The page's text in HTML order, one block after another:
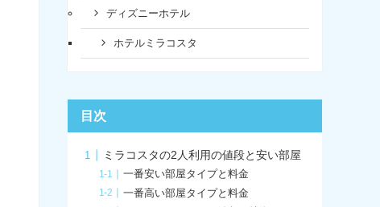
ディズニーホテル
ホテルミラコスタ
目次
ミラコスタの2人利用の値段と安い部屋
一番安い部屋タイプと料金
一番高い部屋タイプと料金